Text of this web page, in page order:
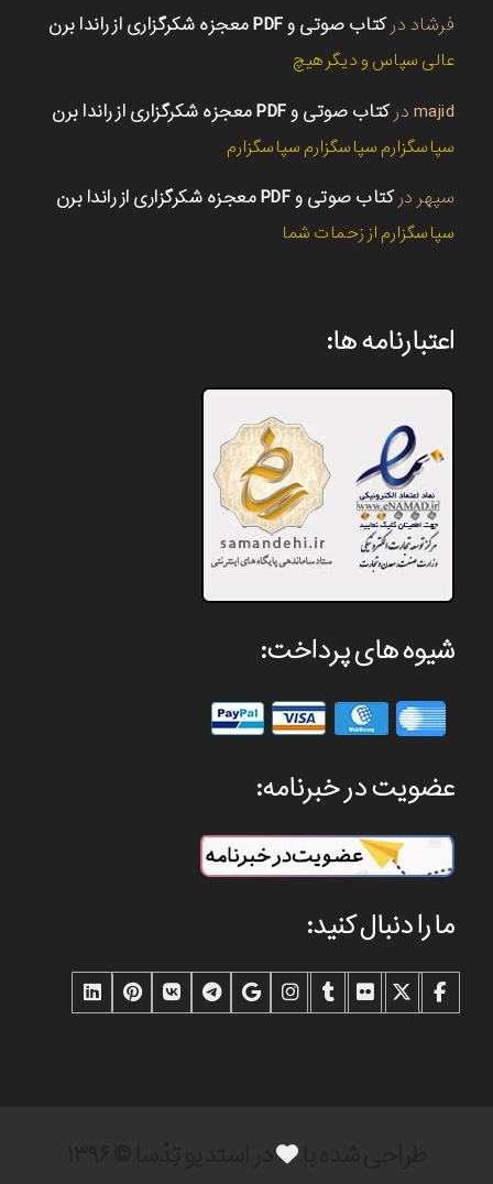
فرشاد درکتاب صوتی و PDF معجزه شکرگزاری از راندا برن
عالی سپاس و دیگر هیچ
majid درکتاب صوتی و PDF معجزه شکرگزاری از راندا برن
سپاسگزارم سپاسگزارم سپاسگزارم
سپهر درکتاب صوتی و PDF معجزه شکرگزاری از راندا برن
سپاسگزارم از زحمات شما
اعتبارنامه ها:
شیوه های پرداخت:
عضویت در خبرنامه:
ما را دنبال کنید:
طراحی شده با